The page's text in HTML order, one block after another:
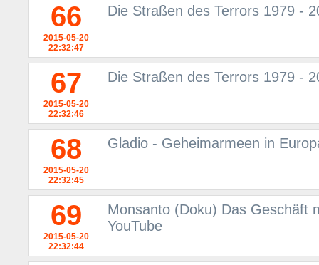
66
2015-05-20
22:32:47
Die Straßen des Terrors 1979 -
67
2015-05-20
22:32:46
Die Straßen des Terrors 1979 -
68
2015-05-20
22:32:45
Gladio - Geheimarmeen in
69
2015-05-20
22:32:44
Monsanto (Doku) Das Geschäft
YouTube